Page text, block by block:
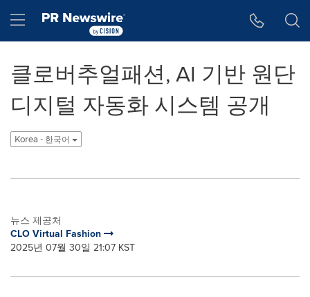
Hamburger menu
클로버추얼패션, AI 기반 원단
디지털 자동화 시스템 공개
Korea - 한국어
뉴스 제공처
CLO Virtual Fashion
2025년 07월 30일 21:07 KST